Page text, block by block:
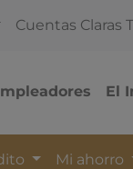
Cuentas Claras
El
Mi ahorro